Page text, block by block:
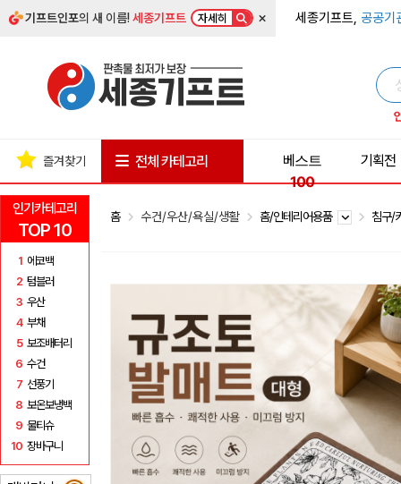
기프트인포의 새 이름!세종기프트 자세히 × 세종기프트, 공공기
인기카테고리
TOP 10
1 에코백
2 텀블러
3 우산
4 부채
5 보조배터리
6 수건
7 선풍기
8 보온보냉백
9 물티슈
10 장바구니
즐겨찾기 전체 카테고리
베스트
100
기획전
홈 수건/우산/욕실/생활 홈/인테리어용품 침구/